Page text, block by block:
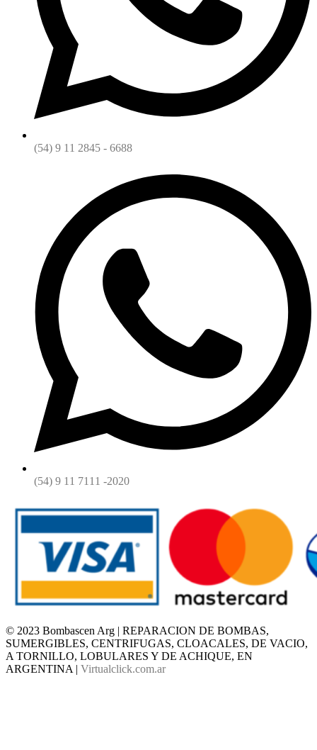
(54) 9 11 2845 - 6688
(54) 9 11 7111 -2020
© 2023 Bombascen Arg | REPARACION DE BOMBAS,
SUMERGIBLES, CENTRIFUGAS, CLOACALES, DE VACIO,
A TORNILLO, LOBULARES Y DE ACHIQUE, EN
ARGENTINA | Virtualclick.com.ar